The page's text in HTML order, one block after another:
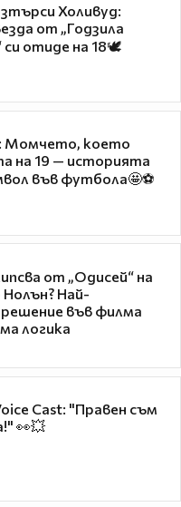
Холивуд:
от „Годзила
си отиде на 18🕊️
Момчето, което
на 19 — историята
във футбола🤩⚽
от „Одисей“ на
Най-
във филма
логика
Cast: "Правен съм
👀💥